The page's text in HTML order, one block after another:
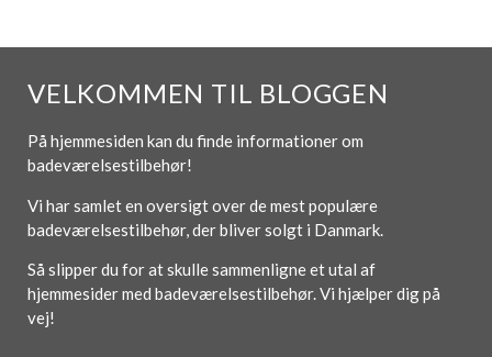
VELKOMMEN TIL BLOGGEN
På hjemmesiden kan du finde informationer om
badeværelsestilbehør!
Vi har samlet en oversigt over de mest populære
badeværelsestilbehør, der bliver solgt i Danmark.
Så slipper du for at skulle sammenligne et utal af
hjemmesider med badeværelsestilbehør. Vi hjælper dig på
vej!